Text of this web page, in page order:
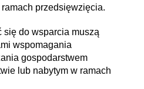
przedsięwzięcia.
się do wsparcia muszą
wspomagania
gospodarstwem
lub nabytym w ramach